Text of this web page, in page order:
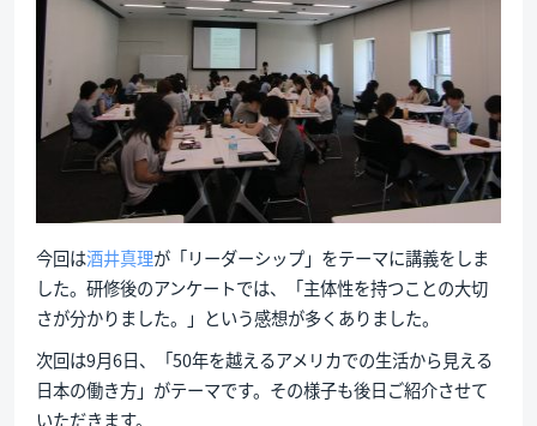
今回は酒井真理が「リーダーシップ」をテーマに講義をしま
した。研修後のアンケートでは、「主体性を持つことの大切
さが分かりました。」という感想が多くありました。
次回は9月6日、「50年を越えるアメリカでの生活から見える
日本の働き方」がテーマです。その様子も後日ご紹介させて
いただきます。